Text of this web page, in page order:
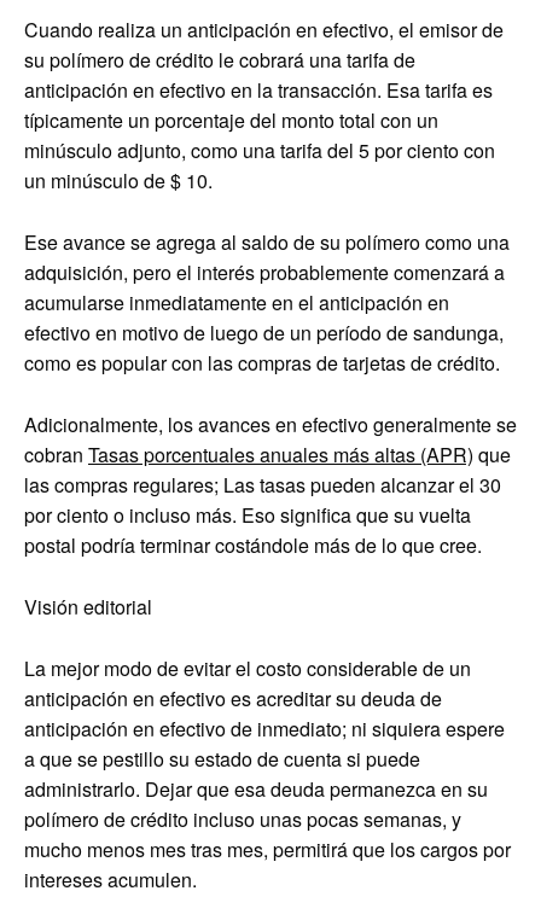
Cuando realiza un anticipación en efectivo, el emisor de
su polímero de crédito le cobrará una tarifa de
anticipación en efectivo en la transacción. Esa tarifa es
típicamente un porcentaje del monto total con un
minúsculo adjunto, como una tarifa del 5 por ciento con
un minúsculo de $ 10.
Ese avance se agrega al saldo de su polímero como una
adquisición, pero el interés probablemente comenzará a
acumularse inmediatamente en el anticipación en
efectivo en motivo de luego de un período de sandunga,
como es popular con las compras de tarjetas de crédito.
Adicionalmente, los avances en efectivo generalmente se
cobran Tasas porcentuales anuales más altas (APR) que
las compras regulares; Las tasas pueden alcanzar el 30
por ciento o incluso más. Eso significa que su vuelta
postal podría terminar costándole más de lo que cree.
Visión editorial
La mejor modo de evitar el costo considerable de un
anticipación en efectivo es acreditar su deuda de
anticipación en efectivo de inmediato; ni siquiera espere
a que se pestillo su estado de cuenta si puede
administrarlo. Dejar que esa deuda permanezca en su
polímero de crédito incluso unas pocas semanas, y
mucho menos mes tras mes, permitirá que los cargos por
intereses acumulen.